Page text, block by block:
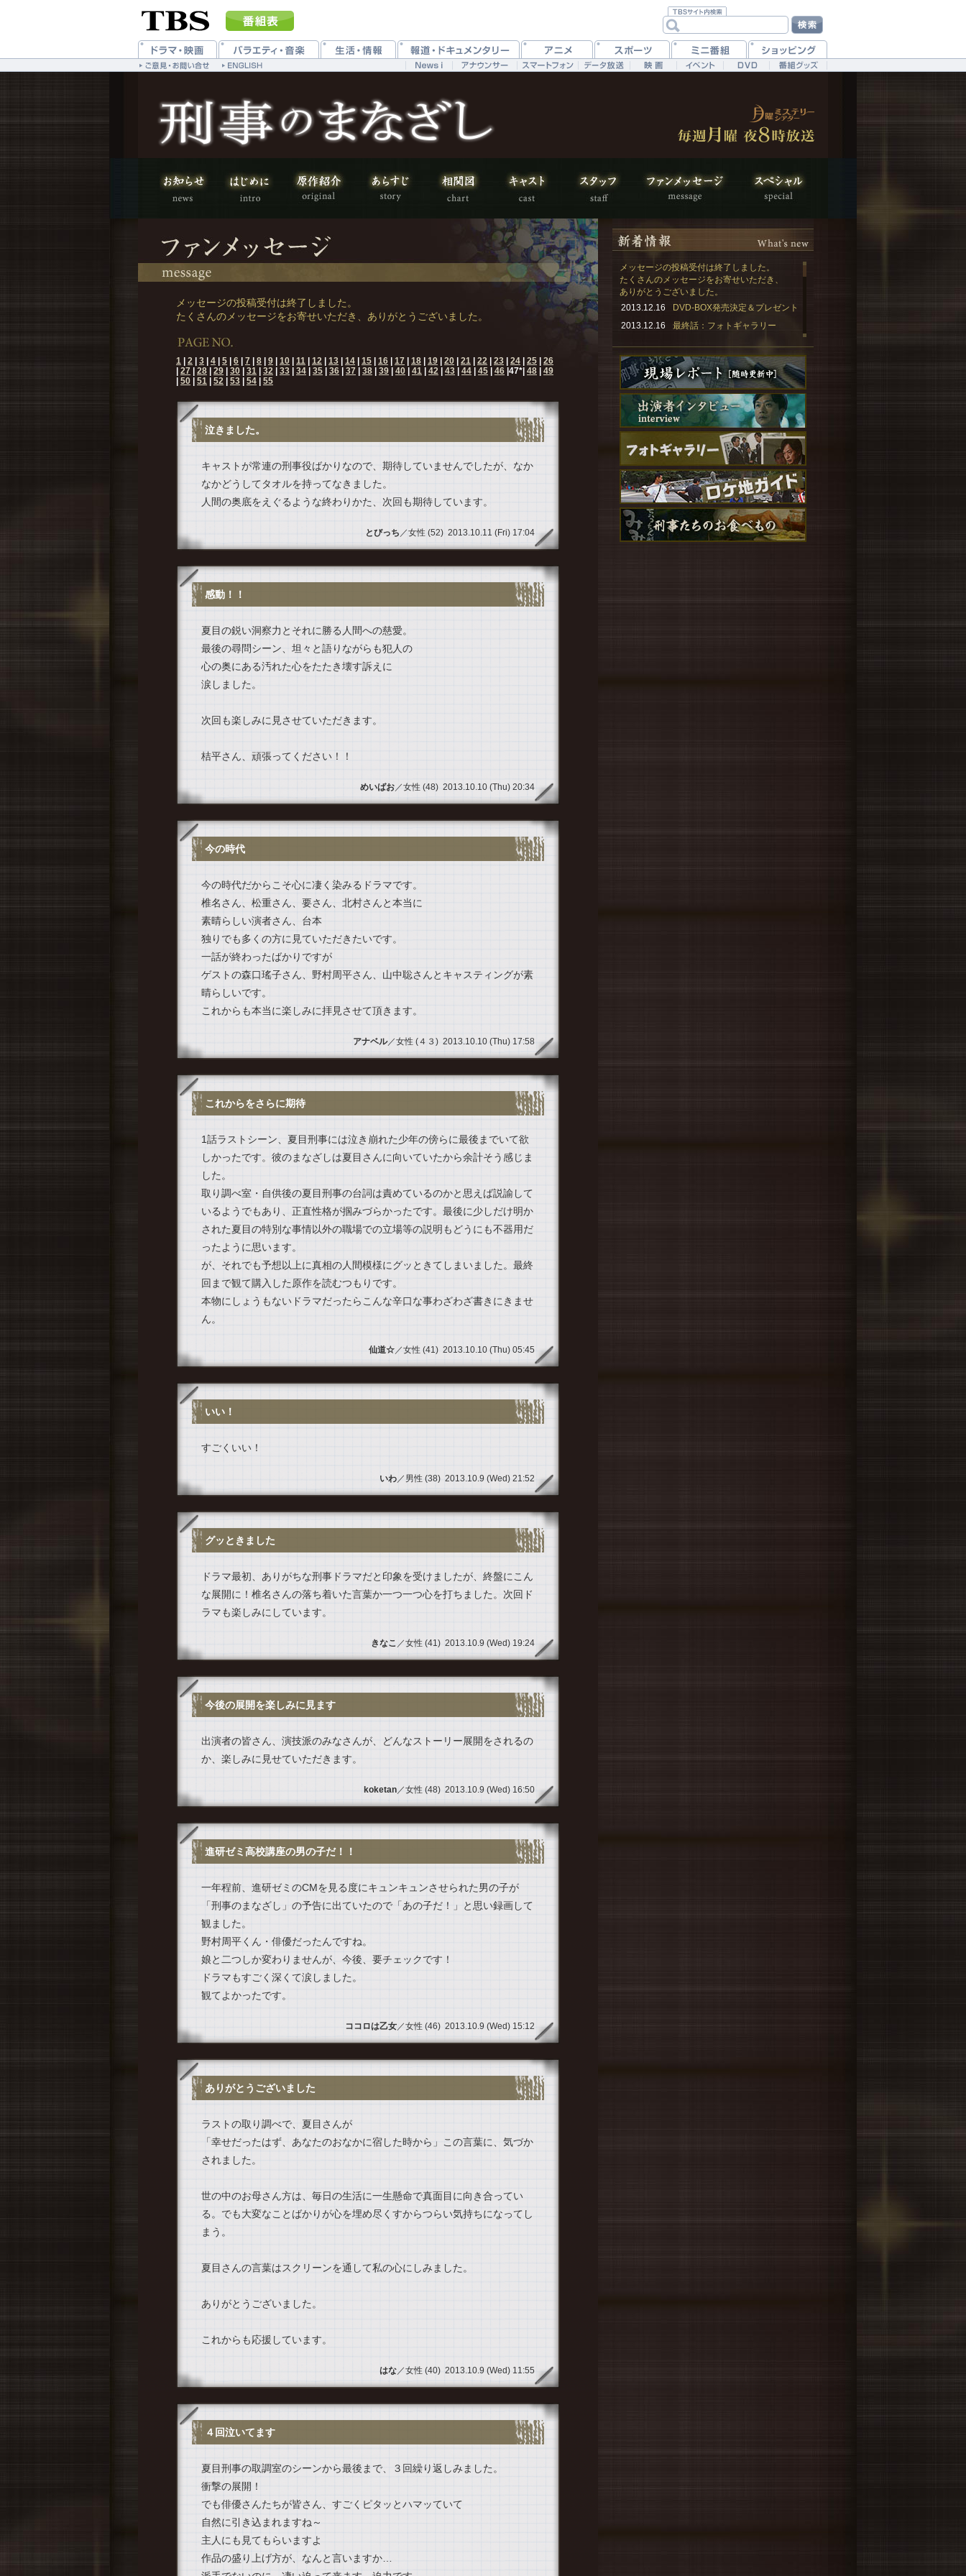
メッセージの投稿受付は終了しました。
たくさんのメッセージをお寄せいただき、ありがとうございました。
1 2 3 4 5 6 7 8 9 10 11 12 13 14 15 16 17 18 19 20 21 22 23 24 25
26
27 28 29 30 31 32 33 34 35 36 37 38 39 40 41 42 43 44 45 46 47*| 48
49
50 51 52 53 54 55
泣きました。
キャストが常連の刑事役ばかりなので、期待していませんでしたが、なか
なかどうしてタオルを持ってなきました。
人間の奥底をえぐるような終わりかた、次回も期待しています。
とびっち ／女性 (52) 2013.10.11 (Fri) 17:04
感動！！
夏目の鋭い洞察力とそれに勝る人間への慈愛。
最後の尋問シーン、坦々と語りながらも犯人の
心の奥にある汚れた心をたたき壊す訴えに
涙しました。
次回も楽しみに見させていただきます。
桔平さん、頑張ってください！！
めいばお／女性 (48) 2013.10.10 (Thu) 20:34
今の時代
今の時代だからこそ心に凄く染みるドラマです。
椎名さん、松重さん、要さん、北村さんと本当に
素晴らしい演者さん、台本
独りでも多くの方に見ていただきたいです。
一話が終わったばかりですが
ゲストの森口瑤子さん、野村周平さん、山中聡さんとキャスティングが素
晴らしいです。
これからも本当に楽しみに拝見させて頂きます。
アナベル／女性 (４３) 2013.10.10 (Thu) 17:58
これからをさらに期待
1話ラストシーン、夏目刑事には泣き崩れた少年の傍らに最後までいて欲
しかったです。彼のまなざしは夏目さんに向いていたから余計そう感じま
した。
取り調べ室・自供後の夏目刑事の台詞は責めているのかと思えば説諭して
いるようでもあり、正直性格が掴みづらかったです。最後に少しだけ明か
された夏目の特別な事情以外の職場での立場等の説明もどうにも不器用だ
ったように思います。
が、それでも予想以上に真相の人間模様にグッときてしまいました。最終
回まで観て購入した原作を読むつもりです。
本物にしょうもないドラマだったらこんな辛口な事わざわざ書きにきませ
ん。
仙道☆／女性 (41) 2013.10.10 (Thu) 05:45
いい！
すごくいい！
いわ／男性 (38) 2013.10.9 (Wed) 21:52
グッときました
ドラマ最初、ありがちな刑事ドラマだと印象を受けましたが、終盤にこん
な展開に！椎名さんの落ち着いた言葉か一つ一つ心を打ちました。次回ド
ラマも楽しみにしています。
きなこ ／女性 (41) 2013.10.9 (Wed) 19:24
今後の展開を楽しみに見ます
出演者の皆さん、演技派のみなさんが、どんなストーリー展開をされるの
か、楽しみに見せていただきます。
koketan／女性 (48) 2013.10.9 (Wed) 16:50
進研ゼミ高校講座の男の子だ！！
一年程前、進研ゼミのCMを見る度にキュンキュンさせられた男の子が
「刑事のまなざし」の予告に出ていたので「あの子だ！」と思い録画して
観ました。
野村周平くん・俳優だったんですね。
娘と二つしか変わりませんが、今後、要チェックです！
ドラマもすごく深くて涙しました。
観てよかったです。
ココロは乙女／女性 (46) 2013.10.9 (Wed) 15:12
ありがとうございました
ラストの取り調べで、夏目さんが
「幸せだったはず、あなたのおなかに宿した時から」この言葉に、気づか
されました。
世の中のお母さん方は、毎日の生活に一生懸命で真面目に向き合ってい
る。でも大変なことばかりが心を埋め尽くすからつらい気持ちになってし
まう。
夏目さんの言葉はスクリーンを通して私の心にしみました。
ありがとうございました。
これからも応援しています。
はな／女性 (40) 2013.10.9 (Wed) 11:55
４回泣いてます
夏目刑事の取調室のシーンから最後まで、３回繰り返しみました。
衝撃の展開！
でも俳優さんたちが皆さん、すごくピタッとハマッていて
自然に引き込まれますね～
主人にも見てもらいますよ
作品の盛り上げ方が、なんと言いますか…
メッセージの投稿受付は終了しました。
たくさんのメッセージをお寄せいただき、
ありがとうございました。
2013.12.16
DVD-BOX発売決定＆プレゼント
2013.12.16
最終話：フォトギャラリー
2013.12.16
ロケ地ガイド［その11］
2013.12.09
夏目シリーズ最新長編、発売決
定！
2013.12.02
オリジナル・サウンドトラック
情報
松重豊さんインタビュー UP！
2013.11.04
北村有起哉さんインタビュー
UP！
2013.11.04
主題歌配信情報！
2013.10.28
要潤さんインタビュー UP！
2013.10.25
「刑事のまなざし」電子書籍情
報